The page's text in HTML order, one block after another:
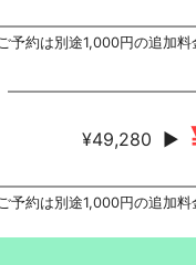
予約は別途1,000円の追加
¥49,280 ▶
予約は別途1,000円の追加